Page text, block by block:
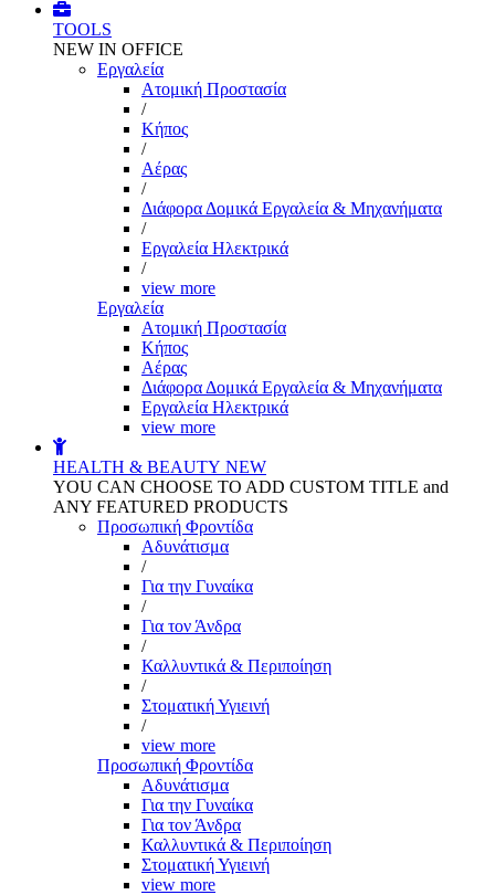
TOOLS
NEW IN OFFICE
Εργαλεία
Aτομική Προστασία
/
Kήπος
/
Αέρας
/
Διάφορα Δομικά Εργαλεία & Μηχανήματα
/
Εργαλεία Ηλεκτρικά
/
view more
Εργαλεία
Aτομική Προστασία
Kήπος
Αέρας
Διάφορα Δομικά Εργαλεία & Μηχανήματα
Εργαλεία Ηλεκτρικά
view more
HEALTH & BEAUTY NEW
YOU CAN CHOOSE TO ADD CUSTOM TITLE and
ANY FEATURED PRODUCTS
Προσωπική Φροντίδα
Αδυνάτισμα
/
Για την Γυναίκα
/
Για τον Άνδρα
/
Καλλυντικά & Περιποίηση
/
Στοματική Υγιεινή
/
view more
Προσωπική Φροντίδα
Αδυνάτισμα
Για την Γυναίκα
Για τον Άνδρα
Καλλυντικά & Περιποίηση
Στοματική Υγιεινή
view more